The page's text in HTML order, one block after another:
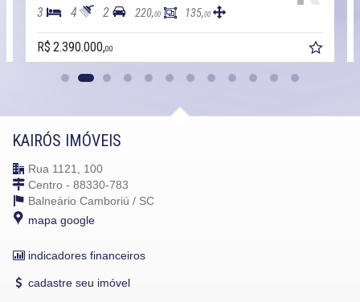
3 4 2 220,00 135,00
R$ 2.390.000,00
KAIRÓS IMÓVEIS
Rua 1121, 100
Centro - 88330-783
Balneário Camboriú / SC
mapa google
indicadores financeiros
cadastre seu imóvel